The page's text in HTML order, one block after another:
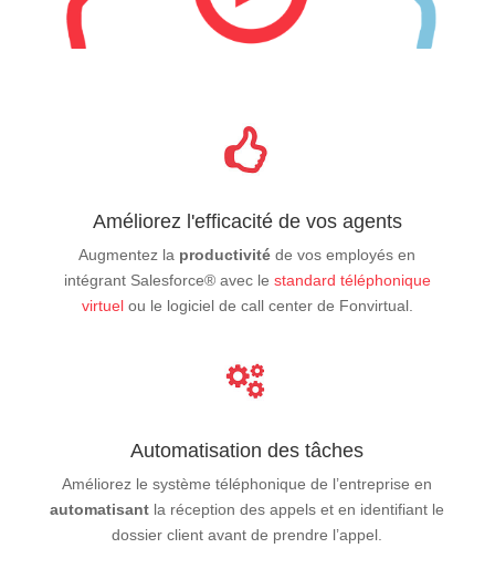
Améliorez l'efficacité de vos agents
Augmentez la productivité de vos employés en
intégrant Salesforce® avec le standard téléphonique
virtuelou le logiciel de call center de Fonvirtual.
Automatisation des tâches
Améliorez le système téléphonique de l’entreprise en
automatisant la réception des appels et en identifiant le
dossier client avant de prendre l’appel.